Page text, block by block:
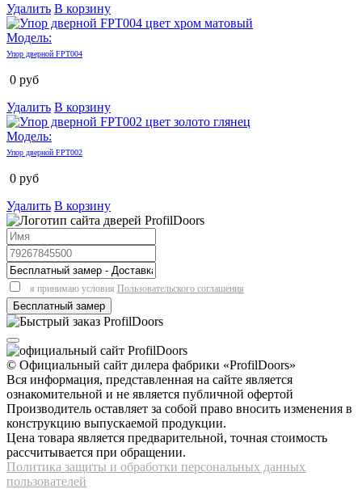
Удалить В корзину
Модель:
Упор дверной FPT004
0 руб
Удалить В корзину
Модель:
Упор дверной FPT002
0 руб
Удалить В корзину
я принимаю условия Пользовательского соглашения
© Официальный сайт дилера фабрики «ProfilDoors»
Вся информация, представленная на сайте является
ознакомительной и не является публичной офертой
Производитель оставляет за собой право вносить изменения в
конструкцию выпускаемой продукции.
Цена товара является предварительной, точная стоимость
рассчитывается при обращении.
Политика защиты и обработки персональных данных
пользователей